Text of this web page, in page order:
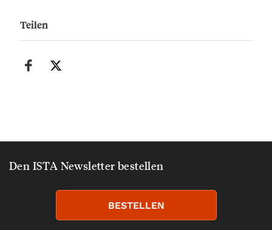
Teilen
Den ISTA Newsletter bestellen
BESTELLEN